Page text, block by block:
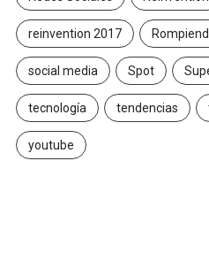
reinvention 2017
social media Spot
tecnología tendencias
youtube